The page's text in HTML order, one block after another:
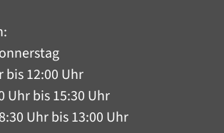
bis 12:00 Uhr
Uhr bis 15:30 Uhr
Uhr bis 13:00 Uhr